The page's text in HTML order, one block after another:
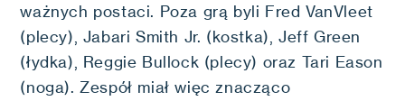
ważnych postaci. Poza grą byli Fred VanVleet
(plecy), Jabari Smith Jr. (kostka), Jeff Green
(łydka), Reggie Bullock (plecy) oraz Tari Eason
(noga). Zespół miał więc znacząco